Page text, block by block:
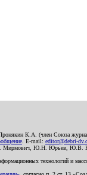
К.А. (член Союза
. E-mail: editor@debri-
А.Э. Мирмович, Ю.Н.
технологий и